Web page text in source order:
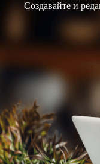
Создавайте и